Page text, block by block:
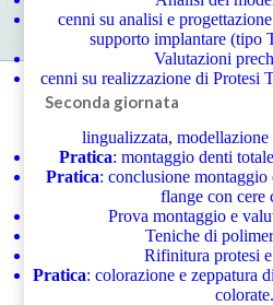
cenni su analisi e
supporto implantare (tipo
Valutazioni
cenni su realizzazione di Protesi
Seconda giornata
lingualizzata,
Pratica: montaggio denti
Pratica: conclusione
flange con cere
Prova montaggio e
Teniche di
Rifinitura protesi
Pratica: colorazione e zeppatura
colorate.